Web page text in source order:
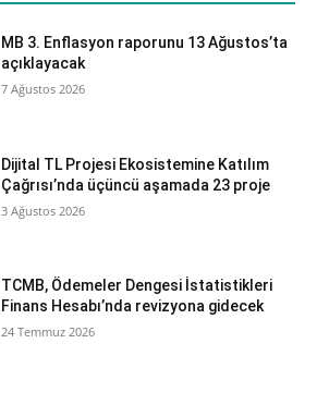
MB 3. Enflasyon raporunu 13 Ağustos’ta
açıklayacak
7 Ağustos 2026
Dijital TL Projesi Ekosistemine Katılım
Çağrısı’nda üçüncü aşamada 23 proje
3 Ağustos 2026
TCMB, Ödemeler Dengesi İstatistikleri
Finans Hesabı’nda revizyona gidecek
24 Temmuz 2026